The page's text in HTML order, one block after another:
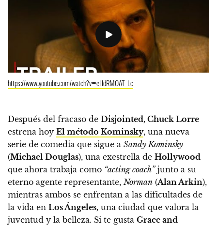
https://www.youtube.com/watch?v=eHdRMOAT-Lc
Después del fracaso de Disjointed, Chuck Lorre
estrena hoy El método Kominsky, una nueva
serie de comedia que sigue a Sandy Kominsky
(Michael Douglas), una exestrella de Hollywood
que ahora trabaja como “acting coach”junto a su
eterno agente representante, Norman (Alan Arkin),
mientras ambos se enfrentan a las dificultades de
la vida en Los Ángeles, una ciudad que valora la
juventud y la belleza. Si te gusta Grace and